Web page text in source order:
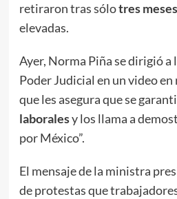
retiraron tras sólotres meses
elevadas.
Ayer, Norma Piña se dirigió a
Poder Judicial en un video en
que les asegura que se
laboralesy los llama a
por México”.
El mensaje de la ministra
de protestas que